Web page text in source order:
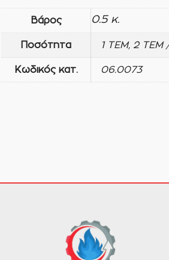
Βάρος 0.5 κ.
Ποσότητα 1 ΤΕΜ, 2 ΤΕΜ
Κωδικός κατ. 06.0073